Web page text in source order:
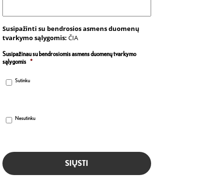
Susipažinti su bendrosios asmens duomenų
tvarkymo sąlygomis: ČIA
Susipažinau su bendrosiomis asmens duomenų tvarkymo
sąlygomis
*
Sutinku
Nesutinku